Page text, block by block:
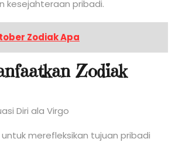
kesejahteraan pribadi.
Zodiak Apa
Zodiak
Diri ala Virgo
merefleksikan tujuan pribadi